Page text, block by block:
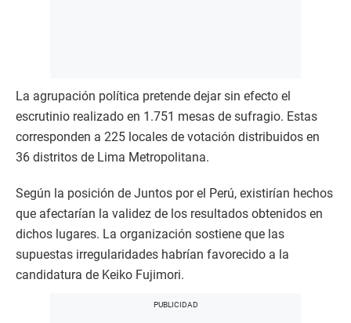
La agrupación política pretende dejar sin efecto el
escrutinio realizado en 1.751 mesas de sufragio. Estas
corresponden a 225 locales de votación distribuidos en
36 distritos de Lima Metropolitana.
Según la posición de Juntos por el Perú, existirían hechos
que afectarían la validez de los resultados obtenidos en
dichos lugares. La organización sostiene que las
supuestas irregularidades habrían favorecido a la
candidatura de Keiko Fujimori.